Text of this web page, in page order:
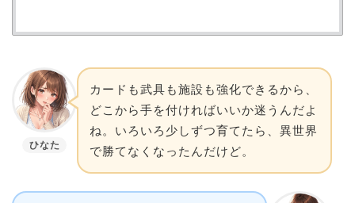
ひなた
カードも武具も施設も強化できるから、
どこから手を付ければいいか迷うんだよ
ね。いろいろ少しずつ育てたら、異世界
で勝てなくなったんだけど。